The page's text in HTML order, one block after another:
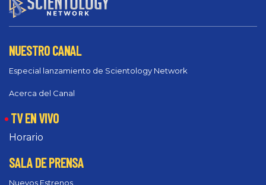
NUESTRO CANAL
Especial lanzamiento de Scientology Network
Acerca del Canal
TV EN VIVO
Horario
SALA DE PRENSA
Nuevos Estrenos